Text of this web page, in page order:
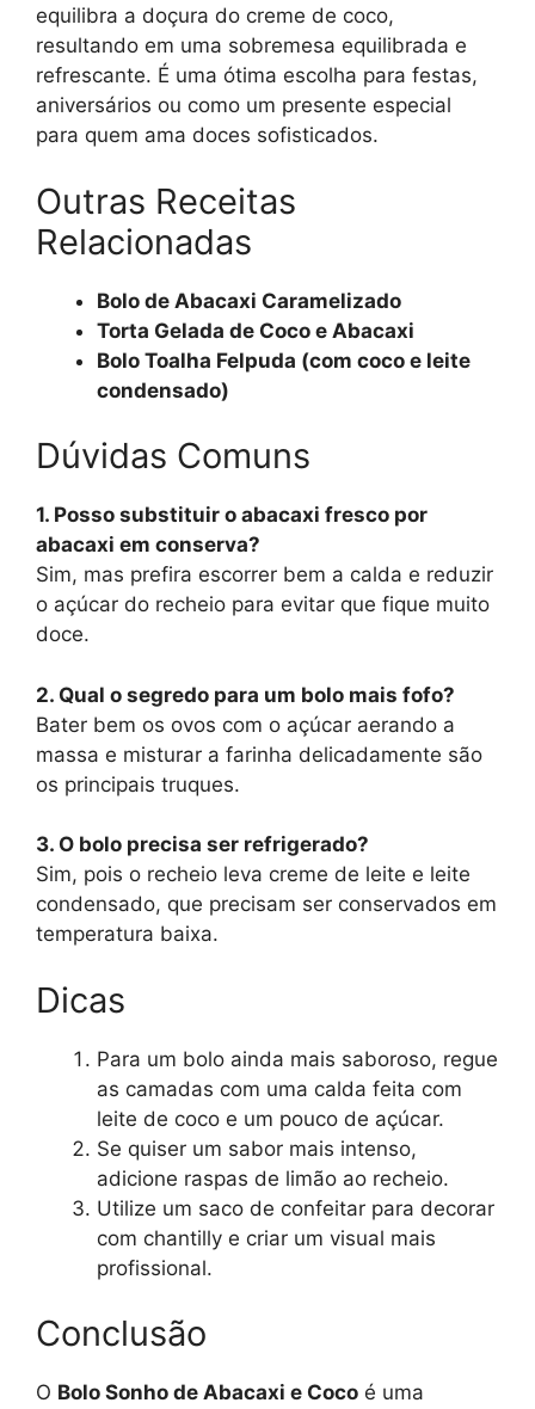
equilibra a doçura do creme de coco,
resultando em uma sobremesa equilibrada e
refrescante. É uma ótima escolha para festas,
aniversários ou como um presente especial
para quem ama doces sofisticados.
Outras Receitas
Relacionadas
Bolo de Abacaxi Caramelizado
Torta Gelada de Coco e Abacaxi
Bolo Toalha Felpuda (com coco e leite
condensado)
Dúvidas Comuns
1. Posso substituir o abacaxi fresco por
abacaxi em conserva?
Sim, mas prefira escorrer bem a calda e reduzir
o açúcar do recheio para evitar que fique muito
doce.
2. Qual o segredo para um bolo mais fofo?
Bater bem os ovos com o açúcar aerando a
massa e misturar a farinha delicadamente são
os principais truques.
3. O bolo precisa ser refrigerado?
Sim, pois o recheio leva creme de leite e leite
condensado, que precisam ser conservados em
temperatura baixa.
Dicas
Para um bolo ainda mais saboroso, regue
as camadas com uma calda feita com
leite de coco e um pouco de açúcar.
Se quiser um sabor mais intenso,
adicione raspas de limão ao recheio.
Utilize um saco de confeitar para decorar
com chantilly e criar um visual mais
profissional.
Conclusão
O Bolo Sonho de Abacaxi e Coco é uma